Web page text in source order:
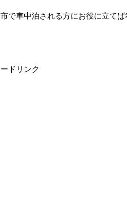
で車中泊される方にお役に立てば
ドリンク